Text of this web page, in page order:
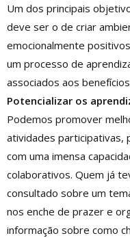
Um dos principais
deve ser o de criar
emocionalmente
um processo de
associados aos
Potencializar os
Podemos promover
atividades participativas,
com uma imensa
colaborativos. Quem já
consultado sobre um
nos enche de prazer e
informação sobre como